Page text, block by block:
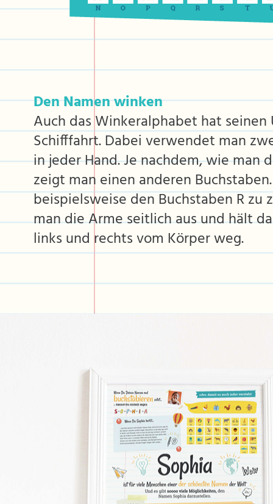
Den Namen winken
Auch das Winkeralphabet hat seinen
Schifffahrt. Dabei verwendet man
in jeder Hand. Je nachdem, wie man
zeigt man einen anderen
beispielsweise den Buchstaben R zu
man die Arme seitlich aus und hält
links und rechts vom Körper weg.